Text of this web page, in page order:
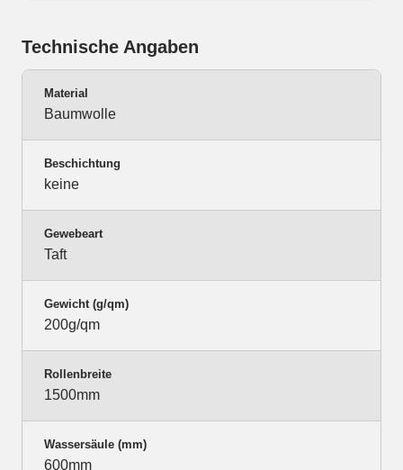
Technische Angaben
Material
Baumwolle
Beschichtung
keine
Gewebeart
Taft
Gewicht (g/qm)
200g/qm
Rollenbreite
1500mm
Wassersäule (mm)
600mm